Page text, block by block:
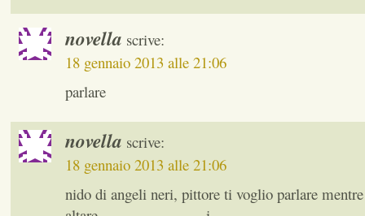
novella scrive:
18 gennaio 2013 alle 21:06
parlare
novella scrive:
18 gennaio 2013 alle 21:06
nido di angeli neri, pittore ti voglio parlare